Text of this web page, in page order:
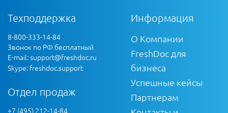
Техподдержка
8-800-333-14-84
Звонок по РФ бесплатный
E-mail:support@freshdoc.ru
Skype: freshdoc.support
Отдел продаж
+7 (495) 212-14-84
Информация
О Компании
FreshDoc для
бизнеса
Успешные кейсы
Партнерам